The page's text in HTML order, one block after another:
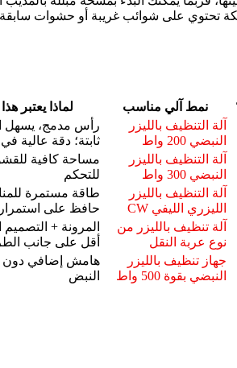
تحتوي على شوائب غريبة أو حشوات
نمط آلي مناسب
لماذا يعتبر
آلة التنظيف بالليزر
النبضي 200 واط
رأس مدمج، يسهل
ثابتة؛ دقة عالية
آلة التنظيف بالليزر
النبضي 300 واط
مساحة كافية
للتحكم
آلة التنظيف بالليزر
الليزري الليفي CW
طاقة مستمرة
حافظ على
آلة تنظيف بالليزر من
نوع عربة النقل
المرونة +
أقل على جانب
جهاز تنظيف بالليزر
النبضي بقوة 500 واط
هامش إضافي دون
النبض